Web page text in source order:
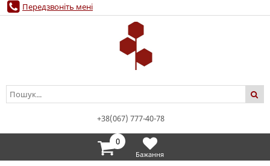
Передзвоніть мені
+38(067) 777-40-78
0
Бажання